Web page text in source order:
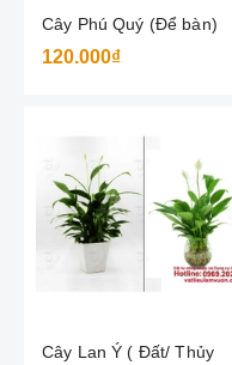
Cây Phú Quý (Để bàn)
120.000₫
Cây Lan Ý ( Đất/ Thủy